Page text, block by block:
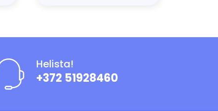
Helista!
+372 51928460